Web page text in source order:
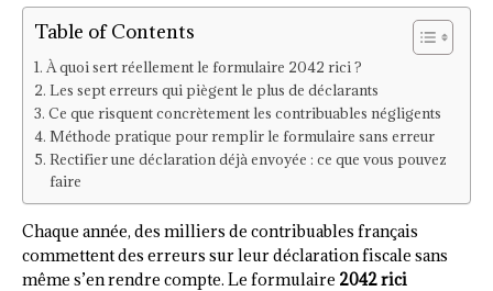
Table of Contents
À quoi sert réellement le formulaire 2042 rici ?
Les sept erreurs qui piègent le plus de déclarants
Ce que risquent concrètement les contribuables négligents
Méthode pratique pour remplir le formulaire sans erreur
Rectifier une déclaration déjà envoyée : ce que vous pouvez
faire
Chaque année, des milliers de contribuables français
commettent des erreurs sur leur déclaration fiscale sans
même s’en rendre compte. Le formulaire 2042 rici